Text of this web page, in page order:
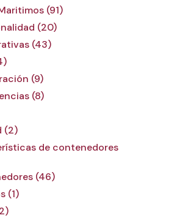
(91)
(20)
(43)
(9)
(8)
(2)
de contenedores
(46)
(1)